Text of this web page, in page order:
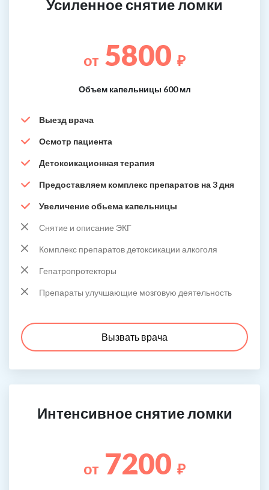
Усиленное снятие ломки
от 5800 ₽
Объем капельницы 600 мл
Выезд врача
Осмотр пациента
Детоксикационная терапия
Предоставляем комплекс препаратов на 3 дня
Увеличение обьема капельницы
Снятие и описание ЭКГ
Комплекс препаратов детоксикации алкоголя
Гепатропротекторы
Препараты улучшающие мозговую деятельность
Вызвать врача
Интенсивное снятие ломки
от 7200 ₽